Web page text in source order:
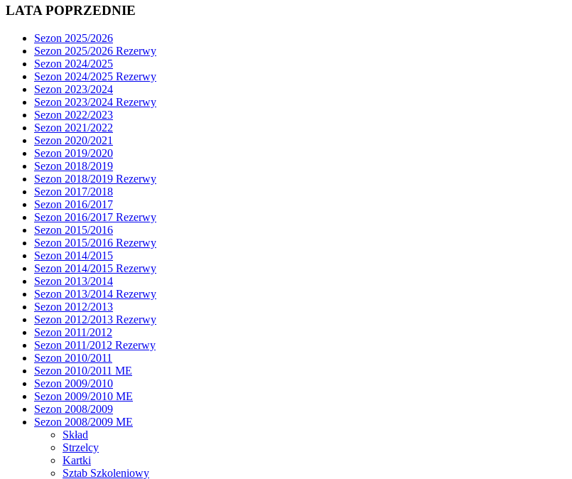
LATA POPRZEDNIE
Sezon 2025/2026
Sezon 2025/2026 Rezerwy
Sezon 2024/2025
Sezon 2024/2025 Rezerwy
Sezon 2023/2024
Sezon 2023/2024 Rezerwy
Sezon 2022/2023
Sezon 2021/2022
Sezon 2020/2021
Sezon 2019/2020
Sezon 2018/2019
Sezon 2018/2019 Rezerwy
Sezon 2017/2018
Sezon 2016/2017
Sezon 2016/2017 Rezerwy
Sezon 2015/2016
Sezon 2015/2016 Rezerwy
Sezon 2014/2015
Sezon 2014/2015 Rezerwy
Sezon 2013/2014
Sezon 2013/2014 Rezerwy
Sezon 2012/2013
Sezon 2012/2013 Rezerwy
Sezon 2011/2012
Sezon 2011/2012 Rezerwy
Sezon 2010/2011
Sezon 2010/2011 ME
Sezon 2009/2010
Sezon 2009/2010 ME
Sezon 2008/2009
Sezon 2008/2009 ME
Skład
Strzelcy
Kartki
Sztab Szkoleniowy